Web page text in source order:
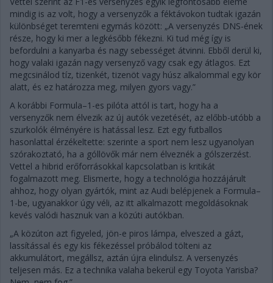
mindig is az volt, hogy a versenyzők a féktávokon tudtak igazán
különbséget teremteni egymás között: „A versenyzés DNS-ének
része, hogy ki mer a legkésőbb fékezni. Ki tud még így is
befordulni a kanyarba és nagy sebességet átvinni. Ebből derül ki,
hogy valaki igazán nagy versenyző vagy csak egy átlagos. Ezt
megcsinálod tíz, tizenkét, tizenöt vagy húsz alkalommal egy kör
alatt, és ez határozza meg, milyen gyors vagy.”
A korábbi Formula–1-es pilóta attól is tart, hogy ha a
versenyzők nem élvezik az új autók vezetését, az előbb-utóbb a
szurkolók élményére is hatással lesz. Ezt egy futballos
hasonlattal érzékeltette: szerinte a sport nem lesz ugyanolyan
szórakoztató, ha a góllövők már nem élveznék a gólszerzést.
Vettel a hibrid erőforrásokkal kapcsolatban is kritikát
fogalmazott meg. Elismerte, hogy a technológia hozzájárult
ahhoz, hogy olyan gyártók, mint az Audi belépjenek a Formula–
1-be, ugyanakkor úgy véli, az itt alkalmazott megoldásoknak
kevés valódi hasznuk van a közúti autókban.
„A közúton azt figyeled, jön-e piros lámpa, elveszed a gázt,
lassítással és egy kis fékezéssel próbálod tölteni az
akkumulátort, megállsz, aztán újra elindulsz. A versenyzés
teljesen más. Ez a technika valaha bekerül egy Toyota Yarisba?